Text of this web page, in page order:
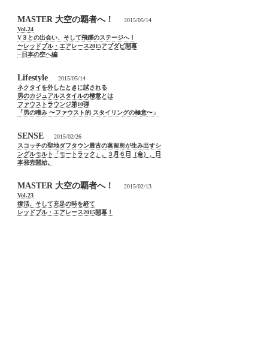
MASTER 大空の覇者へ！
2015/05/14
Vol.24
V３との出会い、そして飛躍のステージへ！
〜レッドブル・エアレース2015アブダビ開幕
─日本の空へ編
Lifestyle
2015/05/14
ネクタイを外したときに試される
男のカジュアルスタイルの極意とは
ファウストラウンジ第10弾
「男の嗜み 〜ファウスト的 スタイリングの極意〜」
SENSE
2015/02/26
スコッチの聖地ダフタウン最古の蒸留所が生み出すシ
ングルモルト「モートラック」。３月６日（金）、日
本発売開始。
MASTER 大空の覇者へ！
2015/02/13
Vol.23
復活、そして充足の時を経て
レッドブル・エアレース2015開幕！